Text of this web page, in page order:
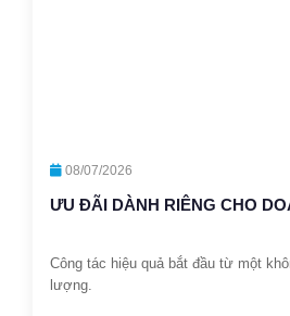
08/07/2026
ƯU ĐÃI DÀNH RIÊNG CHO
Công tác hiệu quả bắt đầu từ một
lượng.